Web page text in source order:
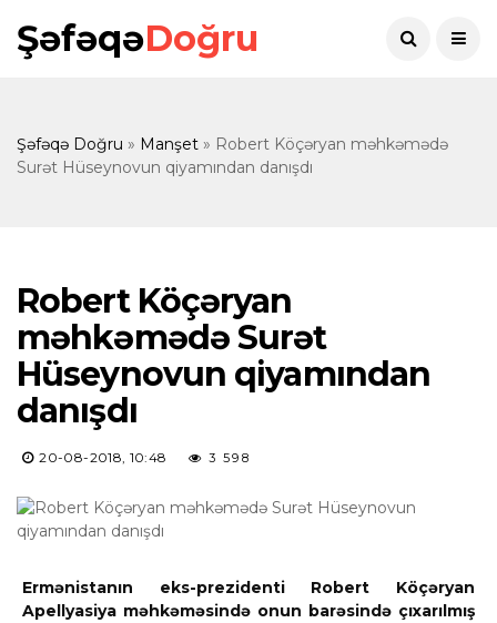
ŞəfəqəDoğru
Şəfəqə Doğru » Manşet » Robert Köçəryan məhkəmədə
Surət Hüseynovun qiyamından danışdı
Robert Köçəryan
məhkəmədə Surət
Hüseynovun qiyamından
danışdı
20-08-2018, 10:48 3 598
Ermənistanın eks-prezidenti Robert Köçəryan
Apellyasiya məhkəməsində onun barəsində çıxarılmış